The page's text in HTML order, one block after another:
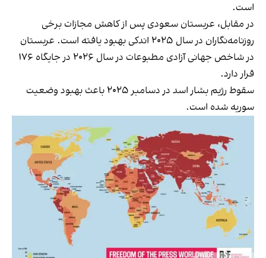
است.
در مقابل، عربستان سعودی پس از کاهش مجازات برخی
روزنامه‌نگاران در سال ۲۰۲۵ اندکی بهبود یافته است. عربستان
در شاخص جهانی آزادی مطبوعات در سال ۲۰۲۶ در جایگاه ۱۷۶
قرار دارد.
سقوط رژیم بشار اسد در دسامبر ۲۰۲۵ باعث بهبود وضعیت
سوریه شده است.